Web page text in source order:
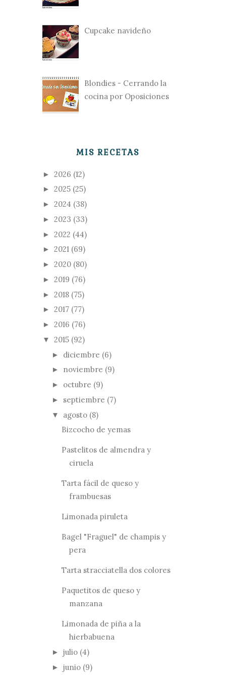
Cupcake navideño
Blondies - Cerrando la
cocina por Oposiciones
MIS RECETAS
► 2026 (12)
► 2025 (25)
► 2024 (38)
► 2023 (33)
► 2022 (44)
► 2021 (69)
► 2020 (80)
► 2019 (76)
► 2018 (75)
► 2017 (77)
► 2016 (76)
▼ 2015 (92)
► diciembre (6)
► noviembre (9)
► octubre (9)
► septiembre (7)
▼ agosto (8)
Bizcocho de yemas
Pastelitos de almendra y
ciruela
Tarta fácil de queso y
frambuesas
Limonada piruleta
Bagel "Fraguel" de champis y
pera
Tarta stracciatella dos colores
Paquetitos de queso y
manzana
Limonada de piña a la
hierbabuena
► julio (4)
► junio (9)